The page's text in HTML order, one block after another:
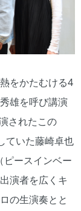
をかたむける4
雄を呼び講演
されたこの
ていた藤崎卓也
ピースインベー
演者を広くキ
の生演奏とと